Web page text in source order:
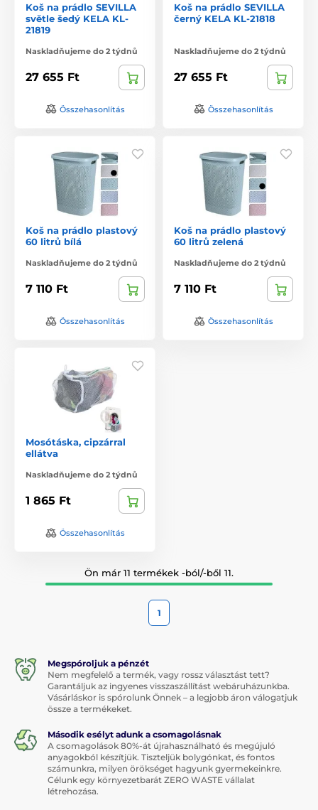
Koš na prádlo SEVILLA
světle šedý KELA KL-
21819
Naskladňujeme do 2 týdnů
27 655 Ft
Összehasonlítás
Koš na prádlo SEVILLA
černý KELA KL-21818
Naskladňujeme do 2 týdnů
27 655 Ft
Összehasonlítás
Koš na prádlo plastový
60 litrů bílá
Naskladňujeme do 2 týdnů
7 110 Ft
Összehasonlítás
Koš na prádlo plastový
60 litrů zelená
Naskladňujeme do 2 týdnů
7 110 Ft
Összehasonlítás
Mosótáska, cipzárral
ellátva
Naskladňujeme do 2 týdnů
1 865 Ft
Összehasonlítás
Ön már 11 termékek -ból/-ből 11.
1
Megspóroljuk a pénzét
Nem megfelelő a termék, vagy rossz választást tett?
Garantáljuk az ingyenes visszaszállítást webáruházunkba.
Vásárláskor is spórolunk Önnek – a legjobb áron válogatjuk
össze a termékeket.
Második esélyt adunk a csomagolásnak
A csomagolások 80%-át újrahasználható és megújuló
anyagokból készítjük. Tiszteljük bolygónkat, és fontos
számunkra, milyen örökséget hagyunk gyermekeinkre.
Célunk egy környezetbarát ZERO WASTE vállalat
létrehozása.